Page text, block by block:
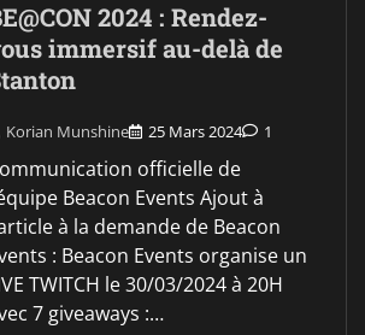
2024 : Rendez-
immersif au-delà de
Korian Munshine 25 Mars 2024 1
officielle de
Beacon Events Ajout à
à la demande de Beacon
: Beacon Events organise un
TWITCH le 30/03/2024 à 20H
7 giveaways :…